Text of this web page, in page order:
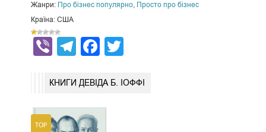
Жанри: Про бізнес популярно, Просто про бізнес
Країна: США
ViberTelegram
Facebook
КНИГИ ДЕВІДА Б. ІОФФІ